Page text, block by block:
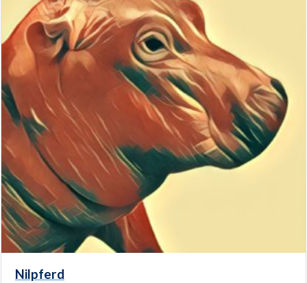
Nilpferd